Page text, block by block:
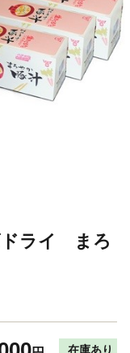
ドライ まろ
在庫あり